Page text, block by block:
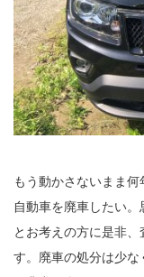
もう動かさないまま
自動車を廃車したい
とお考えの方に是非
す。廃車の処分は少